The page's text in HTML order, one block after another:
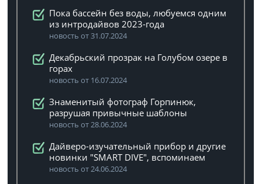
Пока бассейн без воды, любуемся одним
из интродайвов 2023-года
новость от 31.07.2024
Декабрьский прозрак на Голубом озере в
горах
новость от 16.07.2024
Знаменитый фотограф Горпинюк,
разрушая привычные шаблоны
новость от 28.06.2024
Дайверо-изучательный прибор и другие
новинки "SMART DIVE", вспоминаем
новость от 24.06.2024